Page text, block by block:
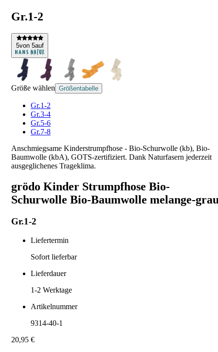
Gr.1-2
5von 5auf
Größe wählen Größentabelle
Gr.1-2
Gr.3-4
Gr.5-6
Gr.7-8
Anschmiegsame Kinderstrumpfhose - Bio-Schurwolle (kb), Bio-
Baumwolle (kbA), GOTS-zertifiziert. Dank Naturfasern jederzeit
ausgeglichenes Trageklima.
grödo Kinder Strumpfhose Bio-
Schurwolle Bio-Baumwolle melange-
Gr.1-2
Liefertermin
Sofort lieferbar
Lieferdauer
1-2 Werktage
Artikelnummer
9314-40-1
20,95 €